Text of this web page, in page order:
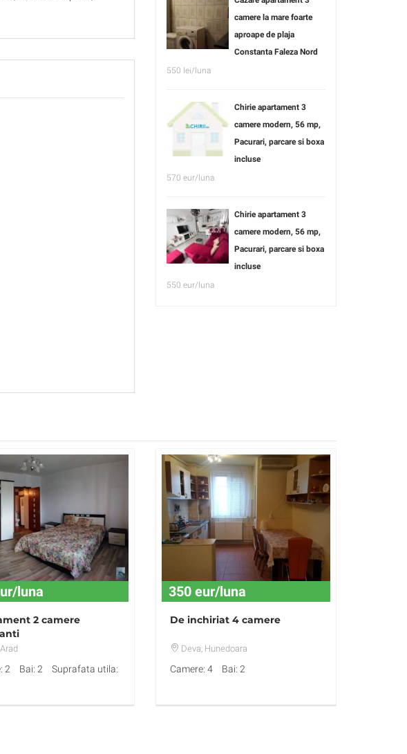
camere la mare foarte
aproape de plaja
Constanta Faleza Nord
550 lei/luna
Chirie apartament 3
camere modern, 56 mp,
Pacurari, parcare si boxa
incluse
570 eur/luna
Chirie apartament 3
camere modern, 56 mp,
Pacurari, parcare si boxa
incluse
550 eur/luna
luna
2 camere
2 Bai: 2
Suprafata utila:
350 eur/luna
De inchiriat 4 camere
Deva, Hunedoara
Camere: 4 Bai: 2